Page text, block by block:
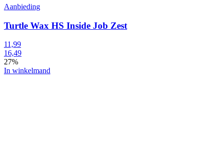
Aanbieding
Turtle Wax HS Inside Job Zest
11,99
16,49
27%
In winkelmand